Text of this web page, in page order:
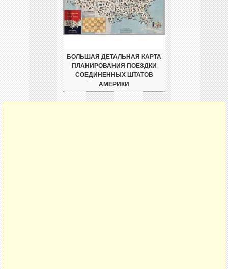
БОЛЬШАЯ ДЕТАЛЬНАЯ КАРТА
ПЛАНИРОВАНИЯ ПОЕЗДКИ
СОЕДИНЕННЫХ ШТАТОВ
АМЕРИКИ